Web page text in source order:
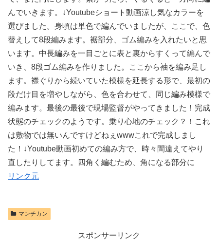
んでいきます。↓Youtubeショート動画涼し気なカラーを
選びました。身頃は単色で編んでいましたが、ここで、色
替えして8段編みます。裾部分、ゴム編みを入れたいと思
います。中長編みを一目ごとに表と裏からすくって編んで
いき、8段ゴム編みを作りました。ここから袖を編み足し
ます。襟ぐりから続いていた模様を延長する形で、最初の
段だけ目を増やしながら、色を合わせて、同じ編み模様で
編みます。最後の最後で現場監督がやってきました！完成
状態のチェックのようです。乗り心地のチェック？！これ
は敷物では無いんですけどねぇwwwこれで完成しまし
た！↓Youtube動画初めての編み方で、時々間違えてやり
直したりしてます。四角く編むため、角になる部分に
リンク元
マンチカン
スポンサーリンク